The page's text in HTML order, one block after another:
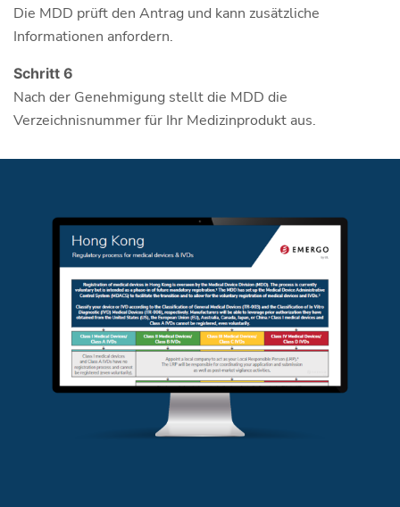
Die MDD prüft den Antrag und kann zusätzliche
Informationen anfordern.
Schritt 6
Nach der Genehmigung stellt die MDD die
Verzeichnisnummer für Ihr Medizinprodukt aus.